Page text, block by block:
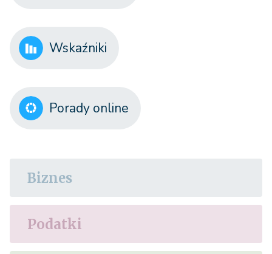
Wskaźniki
Porady online
Biznes
Podatki